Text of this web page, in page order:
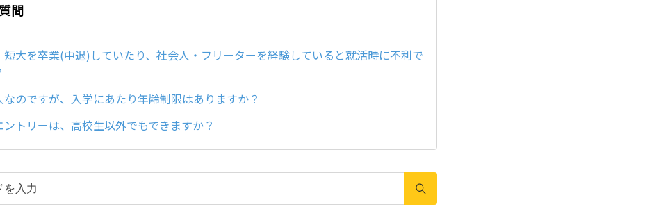
問
短大を卒業(中退)していたり、社会人・フリーターを経験していると就活時に不利で
なのですが、入学にあたり年齢制限はありますか？
ントリーは、高校生以外でもできますか？